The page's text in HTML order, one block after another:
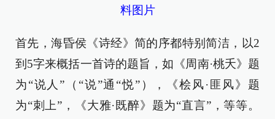
料图片
首先，海昏侯《诗经》简的序都特别简洁，以2
到5字来概括一首诗的题旨，如《周南·桃夭》题
为“说人”（“说”通“悦”），《桧风·匪风》题
为“刺上”，《大雅·既醉》题为“直言”，等等。